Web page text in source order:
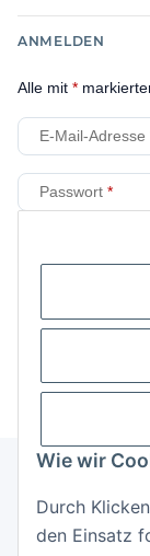
Wie wir
Durch
den Einsatz
ANMELDEN
Alle mit *
E-Mail-Adresse
Passwort